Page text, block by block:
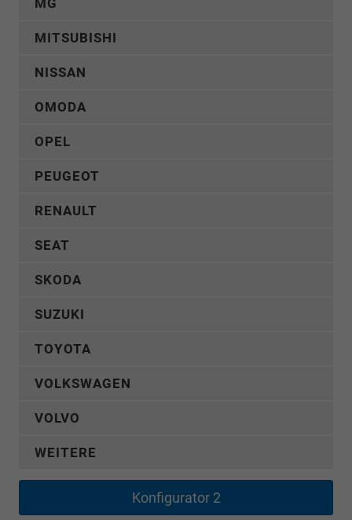
MITSUBISHI
NISSAN
OMODA
OPEL
PEUGEOT
RENAULT
SEAT
SKODA
SUZUKI
TOYOTA
VOLKSWAGEN
VOLVO
WEITERE
Konfigurator 2